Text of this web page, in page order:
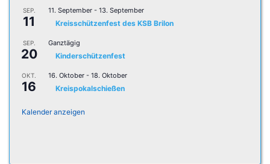
SEP.
11
11. September - 13. September
Kreisschützenfest des KSB Brilon
SEP.
20
Ganztägig
Kinderschützenfest
OKT.
16
16. Oktober - 18. Oktober
Kreispokalschießen
Kalender anzeigen